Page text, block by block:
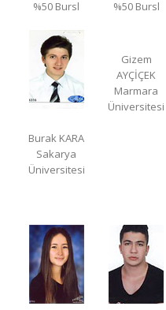
%50 Bursl
%50 Bursl
Burak KARA
Sakarya
Üniversitesi
Gizem
AYÇİÇEK
Marmara
Üniversitesi